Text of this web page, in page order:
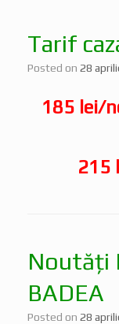
Tarif
Posted on 28
185 lei/
215
Noutăți
BADEA
Posted on 28